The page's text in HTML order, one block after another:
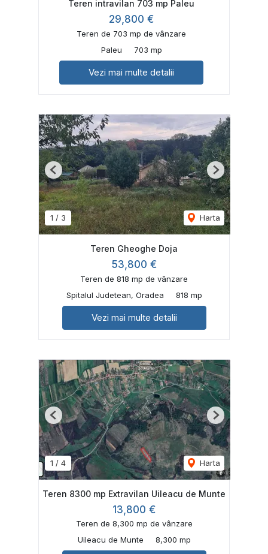
Teren intravilan 703 mp Paleu
29,800 €
Teren de 703 mp de vânzare
Paleu
703 mp
Vezi mai multe detalii
1 / 3 Harta
Previous Next
Teren Gheoghe Doja
53,800 €
Teren de 818 mp de vânzare
Spitalul Judetean, Oradea
818 mp
Vezi mai multe detalii
1 / 4 Harta
Previous Next
Teren 8300 mp Extravilan Uileacu de Munte
13,800 €
Teren de 8,300 mp de vânzare
Uileacu de Munte
8,300 mp